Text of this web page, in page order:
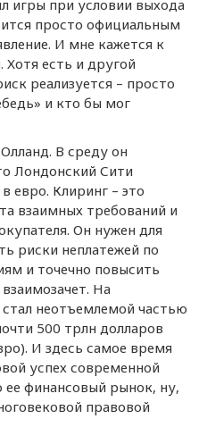
игры при условии выхода
просто официальным
И мне кажется к
есть и другой
реализуется – просто
и кто бы мог
В среду он
Лондонский Сити
евро. Клиринг – это
взаимных требований и
Он нужен для
риски неплатежей по
и точечно повысить
На
неотъемлемой частью
500 трлн долларов
И здесь самое время
успех современной
финансовый рынок, ну,
правовой